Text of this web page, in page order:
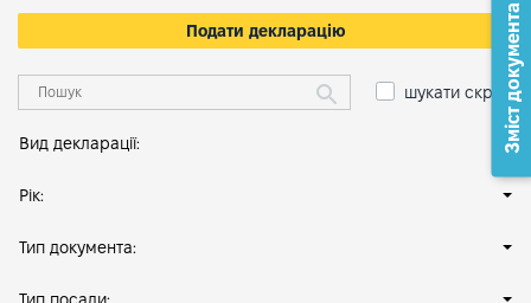
Подати декларацію
шукати скрізь
Вид декларації:
Рік:
Тип документа:
Зміст документа